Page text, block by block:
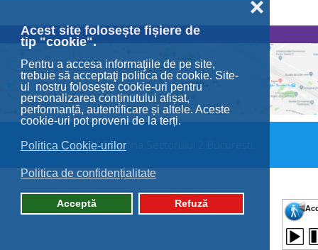
Acest site folosește fișiere de
tip "cookie".
Pentru a accesa informaţiile de pe site,
trebuie să acceptaţi politica de cookie. Site-
ul nostru folosește cookie-uri pentru
personalizarea conținutului afișat,
performanță, autentificare și altele. Aceste
cookie-uri pot proveni de la terți.
Politica Cookie-urilor
Politica de confidențialitate
Acceptă Refuză
❌
© 2026 Primăria Sectorului 2 București.